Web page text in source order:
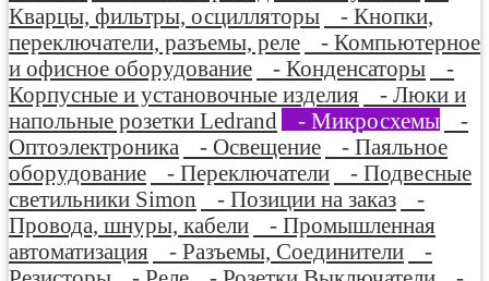
Кварцы, фильтры, осцилляторы
- Кнопки,
переключатели, разъемы, реле
- Компьютерное
и офисное оборудование
- Конденсаторы
-
Корпусные и установочные изделия
- Люки и
напольные розетки Ledrand
- Микросхемы
-
Оптоэлектроника
- Освещение
- Паяльное
оборудование
- Переключатели
- Подвесные
светильники Simon
- Позиции на заказ
-
Провода, шнуры, кабели
- Промышленная
автоматизация
- Разъемы, Соединители
-